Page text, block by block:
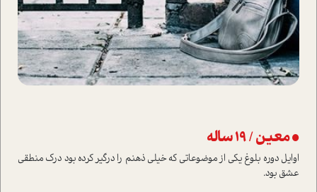
• معین / 19 ساله
اوایل دوره بلوغ یکی از موضوعاتی که خیلی ذهنم را درگیر کرده بود درک منطقی
عشق بود.